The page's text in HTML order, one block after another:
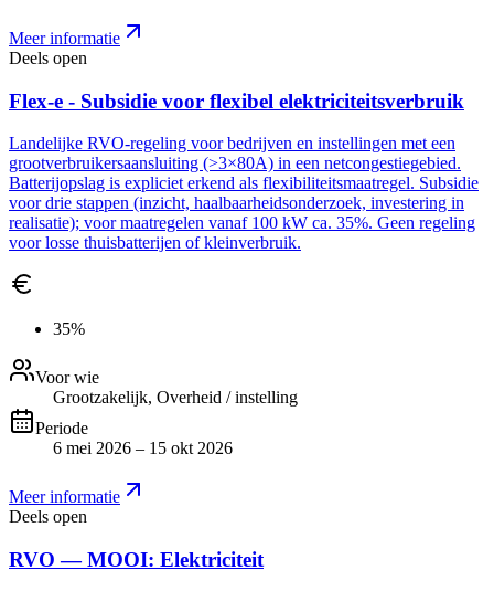
Meer informatie
Deels open
Flex-e - Subsidie voor flexibel elektriciteitsverbruik
Landelijke RVO-regeling voor bedrijven en instellingen met een
grootverbruikersaansluiting (>3×80A) in een netcongestiegebied.
Batterijopslag is expliciet erkend als flexibiliteitsmaatregel. Subsidie
voor drie stappen (inzicht, haalbaarheidsonderzoek, investering in
realisatie); voor maatregelen vanaf 100 kW ca. 35%. Geen regeling
voor losse thuisbatterijen of kleinverbruik.
35%
Voor wie
Grootzakelijk, Overheid / instelling
Periode
6 mei 2026 – 15 okt 2026
Meer informatie
Deels open
RVO — MOOI: Elektriciteit